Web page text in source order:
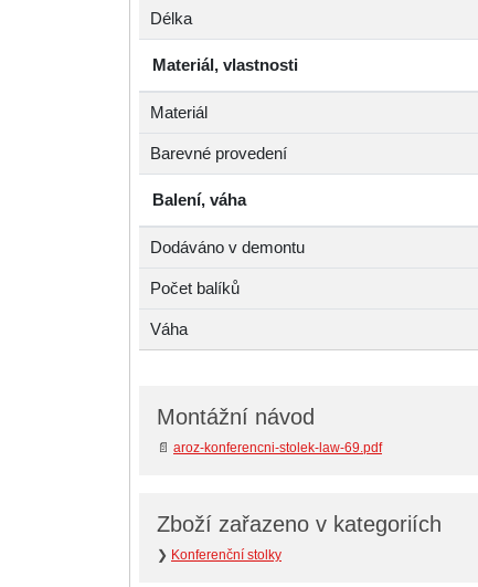
Délka
Materiál, vlastnosti
Materiál
Barevné provedení
Balení, váha
Dodáváno v demontu
Počet balíků
Váha
Montážní návod
📄 aroz-konferencni-stolek-law-69.pdf
Zboží zařazeno v kategoriích
❯ Konferenční stolky